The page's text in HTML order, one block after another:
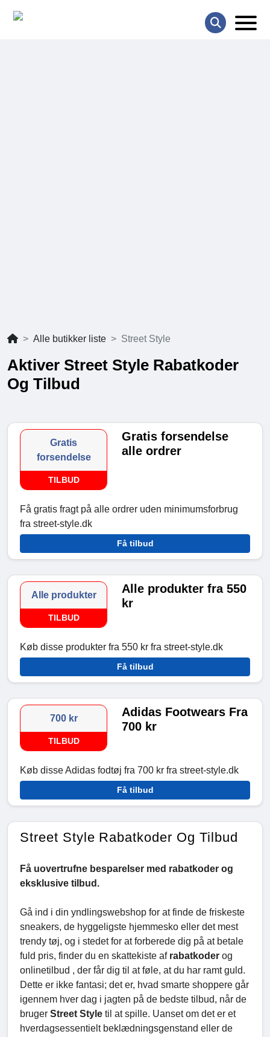
Alle butikker liste Street Style
Aktiver Street Style Rabatkoder
Og Tilbud
Gratis
forsendelse
TILBUD
Gratis forsendelse
alle ordrer
Få gratis fragt på alle ordrer uden minimumsforbrug
fra street-style.dk
Få tilbud
Alle produkter
TILBUD
Alle produkter fra 550
kr
Køb disse produkter fra 550 kr fra street-style.dk
Få tilbud
700 kr
TILBUD
Adidas Footwears Fra
700 kr
Køb disse Adidas fodtøj fra 700 kr fra street-style.dk
Få tilbud
Street Style Rabatkoder Og Tilbud
Få uovertrufne besparelser med rabatkoder og
eksklusive tilbud.
Gå ind i din yndlingswebshop for at finde de friskeste
sneakers, de hyggeligste hjemmesko eller det mest
trendy tøj, og i stedet for at forberede dig på at betale
fuld pris, finder du en skattekiste af rabatkoder og
onlinetilbud , der får dig til at føle, at du har ramt guld.
Dette er ikke fantasi; det er, hvad smarte shoppere går
igennem hver dag i jagten på de bedste tilbud, når de
bruger Street Style til at spille. Uanset om det er et
hverdagsessentielt beklædningsgenstand eller de